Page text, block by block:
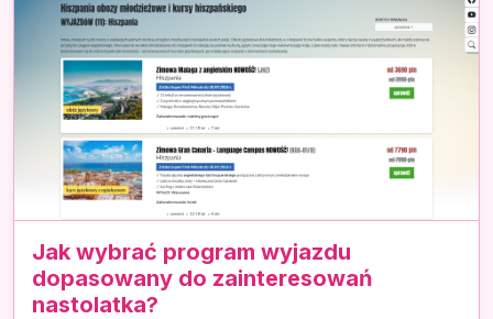
Jak wybrać program wyjazdu
dopasowany do zainteresowań
nastolatka?